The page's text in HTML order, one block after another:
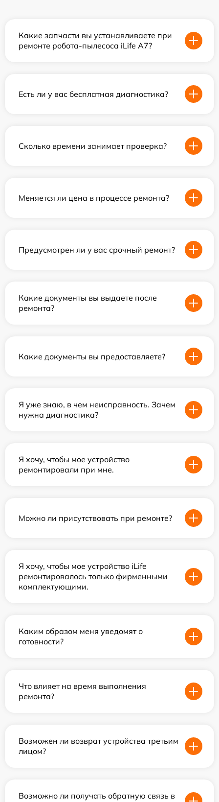
Какие запчасти вы устанавливаете при
ремонте робота-пылесоса iLife A7?
Есть ли у вас бесплатная диагностика?
Сколько времени занимает проверка?
Меняется ли цена в процессе ремонта?
Предусмотрен ли у вас срочный ремонт?
Какие документы вы выдаете после
ремонта?
Какие документы вы предоставляете?
Я уже знаю, в чем неисправность. Зачем
нужна диагностика?
Я хочу, чтобы мое устройство
ремонтировали при мне.
Можно ли присутствовать при ремонте?
Я хочу, чтобы мое устройство iLife
ремонтировалось только фирменными
комплектующими.
Каким образом меня уведомят о
готовности?
Что влияет на время выполнения
ремонта?
Возможен ли возврат устройства третьим
лицом?
Возможно ли получать обратную связь в